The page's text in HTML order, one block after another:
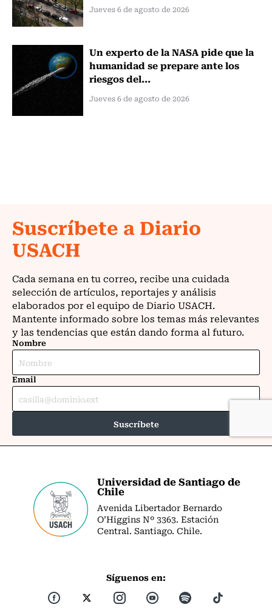
Jueves 6 de agosto de 2026
Un experto de la NASA pide que la
humanidad se prepare ante los
riesgos del...
Jueves 6 de agosto de 2026
Universidad de Santiago de
Chile
Avenida Libertador Bernardo
O’Higgins Nº 3363. Estación
Central. Santiago. Chile.
Síguenos en: